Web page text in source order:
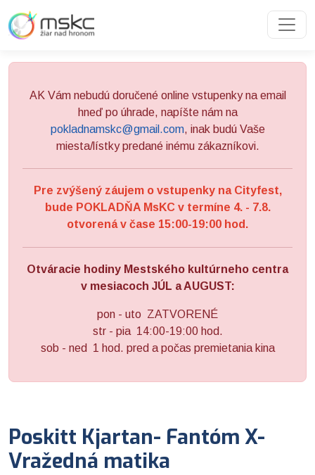
AK Vám nebudú doručené online vstupenky na email
hneď po úhrade, napíšte nám na
pokladnamskc@gmail.com, inak budú Vaše
miesta/lístky predané inému zákazníkovi.
Pre zvýšený záujem o vstupenky na Cityfest,
bude POKLADŇA MsKC v termíne 4. - 7.8.
otvorená v čase 15:00-19:00 hod.
Otváracie hodiny Mestského kultúrneho centra
v mesiacoch JÚL a AUGUST:
pon - uto ZATVORENÉ
str - pia 14:00-19:00 hod.
sob - ned 1 hod. pred a počas premietania kina
Poskitt Kjartan- Fantóm X-
Vražedná matika